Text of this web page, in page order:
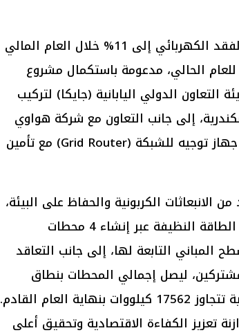
كما تستهدف الشركة خفض نسبة الفقد الكهربائي إلى 11% خلال العام المالي
11.5% متوقعة للعام الحالي، مدعومة باستكمال مشروع
الدولي اليابانية (جايكا) لتركيب
إلى جانب التعاون مع شركة هواوي
لتوريد وتركيب 1200 عداد ذكي و72 جهاز توجيه للشبكة (Grid Router) مع تأمين
الانبعاثات الكربونية والحفاظ على البيئة،
تعتزم الشركة التوسع في مشروعات الطاقة النظيفة عبر إنشاء 4 محطات
التابعة لها، إلى جانب التعاقد
ليصل إجمالي المحطات بنطاق
الشركة إلى 261 محطة بقدرة إجمالية تتجاوز 17562 كيلووات بنهاية العام القادم.
تعزيز الكفاءة الاقتصادية وتحقيق أعلى